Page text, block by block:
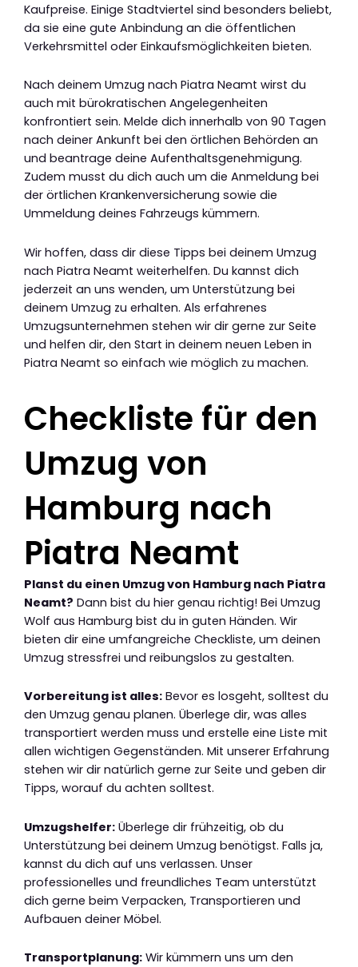
Kaufpreise. Einige Stadtviertel sind besonders beliebt,
da sie eine gute Anbindung an die öffentlichen
Verkehrsmittel oder Einkaufsmöglichkeiten bieten.
Nach deinem Umzug nach Piatra Neamt wirst du
auch mit bürokratischen Angelegenheiten
konfrontiert sein. Melde dich innerhalb von 90 Tagen
nach deiner Ankunft bei den örtlichen Behörden an
und beantrage deine Aufenthaltsgenehmigung.
Zudem musst du dich auch um die Anmeldung bei
der örtlichen Krankenversicherung sowie die
Ummeldung deines Fahrzeugs kümmern.
Wir hoffen, dass dir diese Tipps bei deinem Umzug
nach Piatra Neamt weiterhelfen. Du kannst dich
jederzeit an uns wenden, um Unterstützung bei
deinem Umzug zu erhalten. Als erfahrenes
Umzugsunternehmen stehen wir dir gerne zur Seite
und helfen dir, den Start in deinem neuen Leben in
Piatra Neamt so einfach wie möglich zu machen.
Checkliste für den
Umzug von
Hamburg nach
Piatra Neamt
Planst du einen Umzug von Hamburg nach Piatra
Neamt? Dann bist du hier genau richtig! Bei Umzug
Wolf aus Hamburg bist du in guten Händen. Wir
bieten dir eine umfangreiche Checkliste, um deinen
Umzug stressfrei und reibungslos zu gestalten.
Vorbereitung ist alles: Bevor es losgeht, solltest du
den Umzug genau planen. Überlege dir, was alles
transportiert werden muss und erstelle eine Liste mit
allen wichtigen Gegenständen. Mit unserer Erfahrung
stehen wir dir natürlich gerne zur Seite und geben dir
Tipps, worauf du achten solltest.
Umzugshelfer: Überlege dir frühzeitig, ob du
Unterstützung bei deinem Umzug benötigst. Falls ja,
kannst du dich auf uns verlassen. Unser
professionelles und freundliches Team unterstützt
dich gerne beim Verpacken, Transportieren und
Aufbauen deiner Möbel.
Transportplanung: Wir kümmern uns um den